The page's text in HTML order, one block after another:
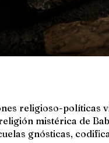
religioso-políticas
mistérica de
gnósticas,